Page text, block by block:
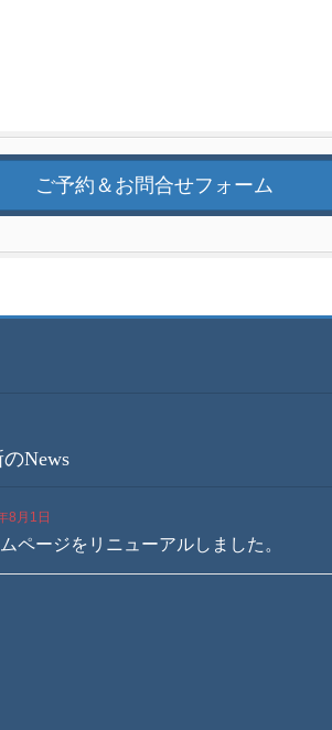
ご予約＆お問合せフォーム
News
8月1日
ページをリニューアルしました。